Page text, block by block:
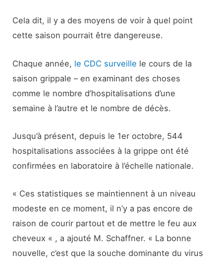
Cela dit, il y a des moyens de voir à quel point
cette saison pourrait être dangereuse.
Chaque année, le CDC surveille le cours de la
saison grippale – en examinant des choses
comme le nombre d’hospitalisations d’une
semaine à l’autre et le nombre de décès.
Jusqu’à présent, depuis le 1er octobre, 544
hospitalisations associées à la grippe ont été
confirmées en laboratoire à l’échelle nationale.
« Ces statistiques se maintiennent à un niveau
modeste en ce moment, il n’y a pas encore de
raison de courir partout et de mettre le feu aux
cheveux « , a ajouté M. Schaffner. « La bonne
nouvelle, c’est que la souche dominante du virus